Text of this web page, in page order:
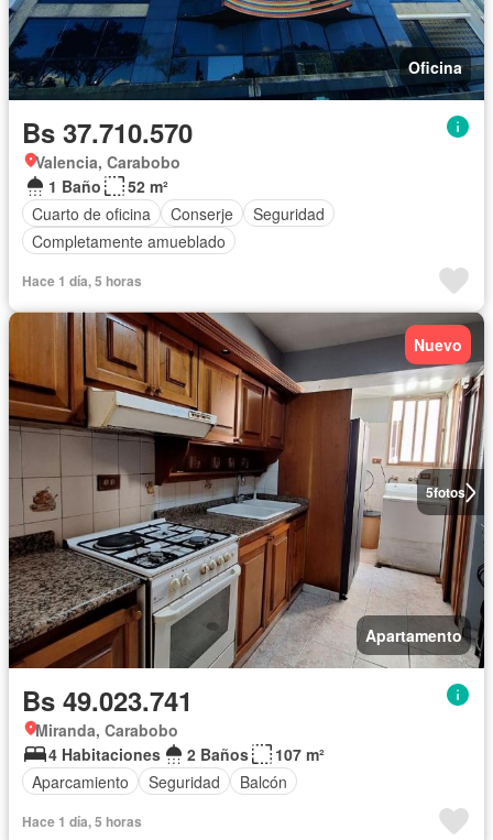
Oficina
Bs 37.710.570
Valencia, Carabobo
1 Baño
52 m²
Cuarto de oficina
Conserje
Seguridad
Completamente amueblado
Hace 1 día, 5 horas
5fotos
Nuevo
Apartamento
Bs 49.023.741
Miranda, Carabobo
4 Habitaciones
2 Baños
107 m²
Aparcamiento
Seguridad Balcón
Hace 1 día, 5 horas